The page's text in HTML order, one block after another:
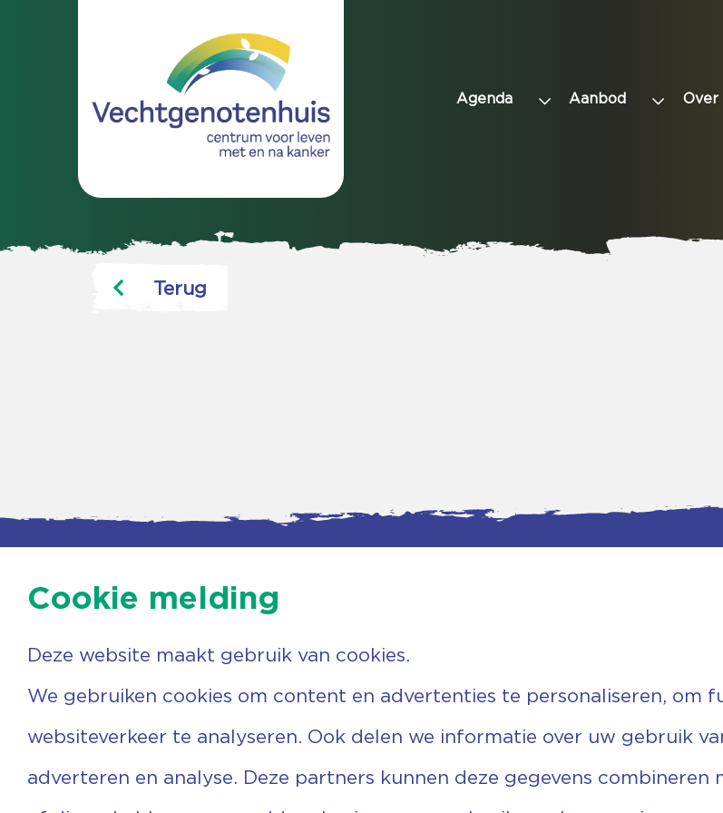
Agenda Aanbod Over
Terug
Agenda
Nieuwsbrief
Vrijwilligers
Steun ons
Contactgegevens
7731 PA Ommen
0529 455 767
info@vechtgenoten.nl
Fiscaal:
Rek.nr:
Cookie melding
Deze website maakt gebruik van cookies.
We gebruiken cookies om content en advertenties te personaliseren, om
websiteverkeer te analyseren. Ook delen we informatie over uw gebruik
adverteren en analyse. Deze partners kunnen deze gegevens